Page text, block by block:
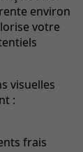
environ
votre
visuelles
:
frais